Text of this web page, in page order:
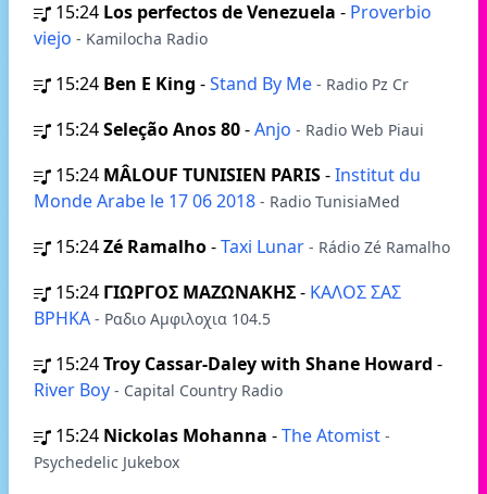
15:24 Los perfectos de Venezuela - Proverbio
viejo - Kamilocha Radio
15:24 Ben E King -Stand By Me - Radio Pz Cr
15:24Seleção Anos 80-Anjo - Radio Web Piaui
15:24 MÂLOUF TUNISIEN PARIS-Institut du
Monde Arabe le 17 06 2018 - Radio TunisiaMed
15:24Zé Ramalho-Taxi Lunar - Rádio Zé Ramalho
15:24 ΓΙΩΡΓΟΣ ΜΑΖΩΝΑΚΗΣ- ΚΑΛΟΣ ΣΑΣ
ΒΡΗΚΑ - Ραδιο Αμφιλοχια 104.5
15:24Troy Cassar-Daley with Shane Howard -
River Boy - Сapital Сountry Radio
15:24 Nickolas Mohanna -The Atomist -
Psychedelic Jukebox